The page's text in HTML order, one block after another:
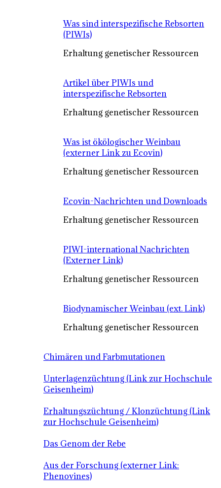
Was sind interspezifische Rebsorten
(PIWIs)
Erhaltung genetischer Ressourcen
Artikel über PIWIs und
interspezifische Rebsorten
Erhaltung genetischer Ressourcen
Was ist ökölogischer Weinbau
(externer Link zu Ecovin)
Erhaltung genetischer Ressourcen
Ecovin-Nachrichten und Downloads
Erhaltung genetischer Ressourcen
PIWI-international Nachrichten
(Externer Link)
Erhaltung genetischer Ressourcen
Biodynamischer Weinbau (ext. Link)
Erhaltung genetischer Ressourcen
Chimären und Farbmutationen
Unterlagenzüchtung (Link zur Hochschule
Geisenheim)
Erhaltungszüchtung / Klonzüchtung (Link
zur Hochschule Geisenheim)
Das Genom der Rebe
Aus der Forschung (externer Link:
Phenovines)